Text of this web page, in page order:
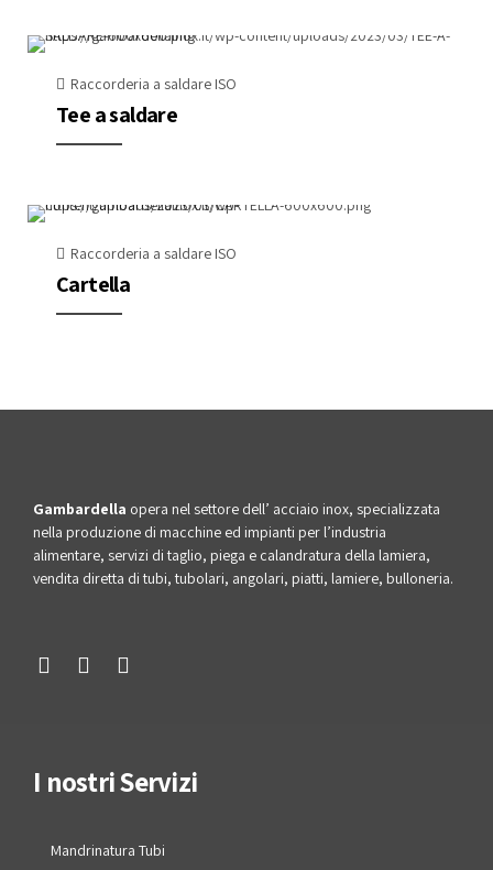
Raccorderia a saldare ISO
Tee a saldare
Raccorderia a saldare ISO
Cartella
Gambardella opera nel settore dell’ acciaio inox, specializzata
nella produzione di macchine ed impianti per l’industria
alimentare, servizi di taglio, piega e calandratura della lamiera,
vendita diretta di tubi, tubolari, angolari, piatti, lamiere, bulloneria.
I nostri Servizi
Mandrinatura Tubi